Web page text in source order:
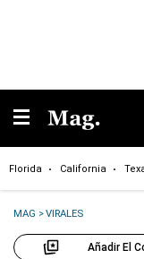
Florida California
MAG >VIRALES
Añadir El